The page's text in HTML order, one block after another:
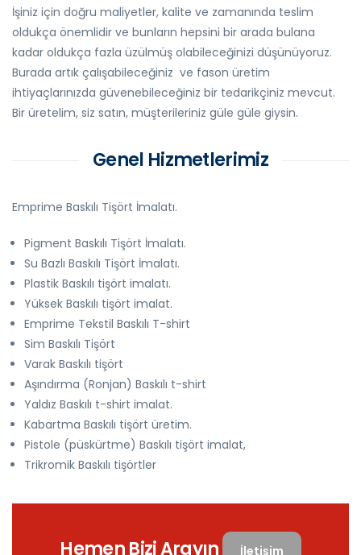
İşiniz için doğru maliyetler, kalite ve zamanında teslim
oldukça önemlidir ve bunların hepsini bir arada bulana
kadar oldukça fazla üzülmüş olabileceğinizi düşünüyoruz.
Burada artık çalışabileceğiniz ve fason üretim
ihtiyaçlarınızda güvenebileceğiniz bir tedarikçiniz mevcut.
Bir üretelim, siz satın, müşterileriniz güle güle giysin.
Genel Hizmetlerimiz
Emprime Baskılı Tişört İmalatı.
Pigment Baskılı Tişört İmalatı.
Su Bazlı Baskılı Tişört İmalatı.
Plastik Baskılı tişört imalatı.
Yüksek Baskılı tişört imalat.
Emprime Tekstil Baskılı T-shirt
Sim Baskılı Tişört
Varak Baskılı tişört
Aşındırma (Ronjan) Baskılı t-shirt
Yaldız Baskılı t-shirt imalat.
Kabartma Baskılı tişört üretim.
Pistole (püskürtme) Baskılı tişört imalat,
Trikromik Baskılı tişörtler
Hemen Bizi Arayın İletişim